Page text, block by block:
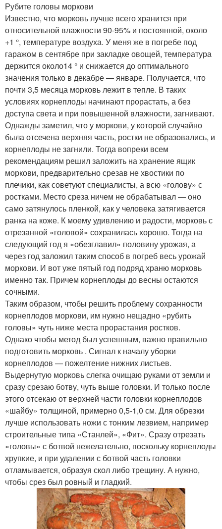
Рубите головы моркови
Известно, что морковь лучше всего хранится при
относительной влажности 90-95% и постоянной, около
+1 °, температуре воздуха. У меня же в погребе под
гаражом в сентябре при закладке овощей, температура
держится около14 ° и снижается до оптимального
значения только в декабре — январе. Получается, что
почти 3,5 месяца морковь лежит в тепле. В таких
условиях корнеплоды начинают прорастать, а без
доступа света и при повышенной влажности, загнивают.
Однажды заметил, что у моркови, у которой случайно
была отсечена верхняя часть, ростки не образовались, и
корнеплоды не загнили. Тогда вопреки всем
рекомендациям решил заложить на хранение ящик
моркови, предварительно срезав не хвостики по
плечики, как советуют специалисты, а всю «голову» с
ростками. Место среза ничем не обрабатывал — оно
само затянулось пленкой, как у человека затягивается
ранка на коже. К моему удивлению и радости, морковь с
отрезанной «головой» сохранилась хорошо. Тогда на
следующий год я «обезглавил» половину урожая, а
через год заложил таким способ в погреб весь урожай
моркови. И вот уже пятый год подряд храню морковь
именно так. Причем корнеплоды до весны остаются
сочными.
Таким образом, чтобы решить проблему сохранности
корнеплодов моркови, им нужно нещадно «рубить
головы» чуть ниже места прорастания ростков.
Однако чтобы метод был успешным, важно правильно
подготовить морковь . Сигнал к началу уборки
корнеплодов — пожелтение нижних листьев.
Выдернутую морковь слегка очищаю руками от земли и
сразу срезаю ботву, чуть выше головки. И только после
этого отсекаю от верхней части головки корнеплодов
«шайбу» толщиной, примерно 0,5-1,0 см. Для обрезки
лучше использовать ножи с тонким лезвием, например
строительные типа «Станлей», «Фит». Сразу отрезать
«головы» с ботвой нежелательно, поскольку корнеплоды
хрупкие, и при удалении с ботвой часть головки
отламывается, образуя скол либо трещину. А нужно,
чтобы срез был ровный и гладкий.